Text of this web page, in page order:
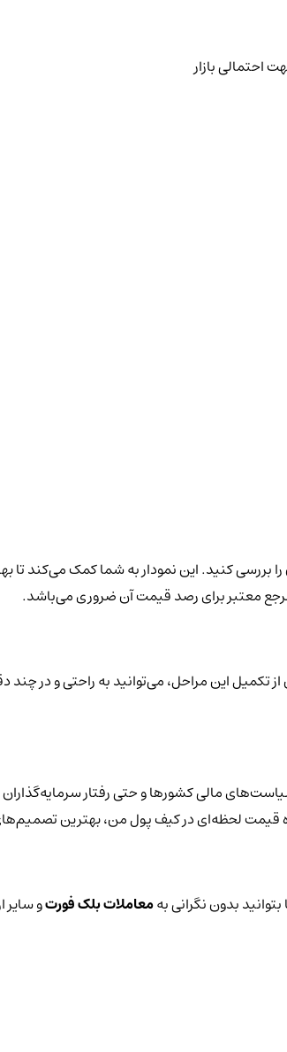
احتمالی بازار
بررسی کنید. این نمودار به شما کمک می‌کند تا
معتبر برای رصد قیمت آن ضروری می‌باشد.
تکمیل این مراحل، می‌توانید به راحتی و در چند
مالی کشورها و حتی رفتار سرمایه‌گذاران
قیمت لحظه‌ای در کیف پول من، بهترین
بدون نگرانی بهمعاملات بلک فورتو سایر